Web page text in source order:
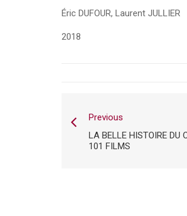
Éric DUFOUR, Laurent JULLIER
2018
Previous
LA BELLE HISTOIRE DU
101 FILMS